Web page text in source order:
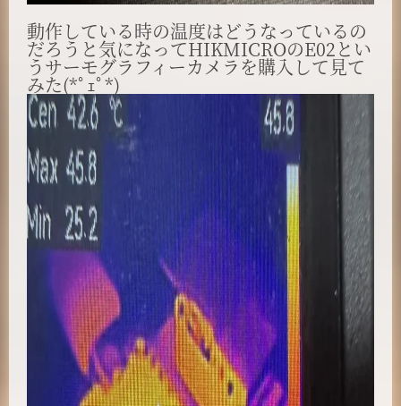
動作している時の温度はどうなっているの
だろうと気になってHIKMICROのE02とい
うサーモグラフィーカメラを購入して見て
みた(*ﾟｪﾟ*)